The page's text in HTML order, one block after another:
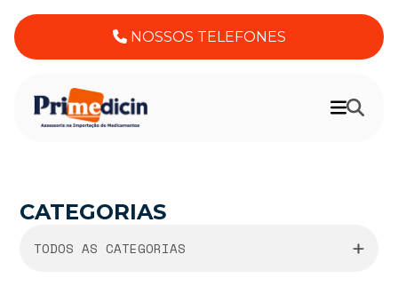
NOSSOS TELEFONES
CATEGORIAS
TODOS AS CATEGORIAS